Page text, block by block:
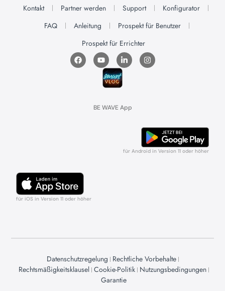
Kontakt Partner werden Support
Konfigurator
FAQ
Anleitung
Prospekt für Benutzer
Prospekt für Errichter
BE WAVE App
für Android in Version 11 oder höher
für iOS in Version 11 oder höher
Datenschutzregelung Rechtliche Vorbehalte
Rechtsmäßigkeitsklausel Cookie-Politik Nutzungsbedingungen
Garantie